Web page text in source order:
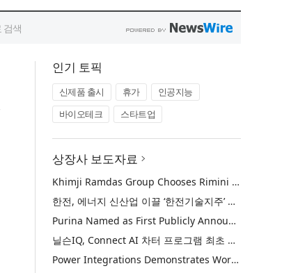
인기 토픽
신제품 출시 휴가
인공지능
바이오테크
스타트업
상장사 보도자료
Khimji Ramdas Group Chooses Rimini Street to Reduce SAP Support Costs, Protect 700+ Customizations and Reinvest Savings in Innovation
한전, 에너지 신산업 이끌 ‘한전기술지주’ 공식 출범
Purina Named as First Publicly Announced NIQ ConnectAI Charter Client
닐슨IQ, Connect AI 차터 프로그램 최초 고객사 ‘퓨리나’ 선정
Power Integrations Demonstrates World’s First 2200 V GaN Technology for Next-Era High-Voltage Power Systems